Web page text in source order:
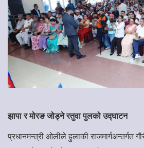
झापा र मोरङ जोड्ने रतुवा पुलको उद्घाटन
प्रधानमन्त्री ओलीले हुलाकी राजमार्गअन्तर्गत